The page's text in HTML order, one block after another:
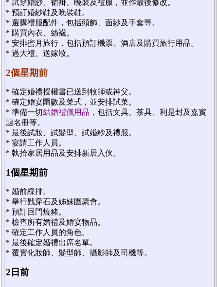
* 試穿婚紗、裙褂、晚裝及禮服，並作最後修改。
* 預訂婚紗鞋及晚裝鞋。
* 選購禮服配件，包括頭飾、面紗及手套等。
* 購買內衣、絲襪。
* 安排蜜月旅行，包括預訂機票、酒店及購買旅行用品。
* 過大禮、送嫁妝。
2個星期前
* 確定婚禮授權書已送到牧師或神父。
* 確定婚宴圍數及菜式，並安排試菜。
* 準備一切結婚禮儀用品 ，包括文具、茶具、利是封及嘉賓
題名冊等。
* 最後試妝、試髮型、試婚紗及禮服。
* 宴請工作人員。
* 執拾家居用品及安排新居入伙。
1個星期前
* 婚前綵排。
* 舉行戥穿石及姊妹團聚會。
* 預訂回門燒豬。
* 檢查所有婚禮及婚宴物品。
* 確定工作人員的角色。
* 最後確定婚禮出席名單。
* 覆實化妝師、髮型師、攝影師及司機等。
2日前